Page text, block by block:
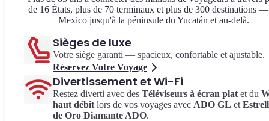
de 16 États, plus de 70 terminaux et plus de 300 destinations
Mexico jusqu'à la péninsule du Yucatán et au-delà.
Sièges de luxe
Votre siège garanti — spacieux, confortable et ajustable.
Réservez Votre Voyage
Divertissement et Wi-Fi
Restez diverti avec des Téléviseurs à écran plat et du
haut débit lors de vos voyages avec ADO GL et
de Oro Diamante ADO.